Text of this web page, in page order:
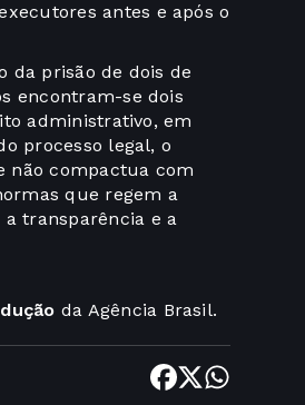
antes e após o
da prisão de dois de
encontram-se dois
administrativo, em
processo legal, o
não compactua com
que regem a
transparência e a
da Agência Brasil.